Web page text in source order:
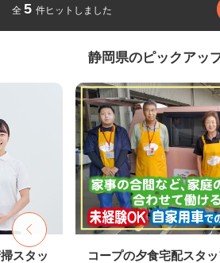
全 5 件ヒットしました
静岡県のピックアッ
スタッ コープの夕食宅配スタ